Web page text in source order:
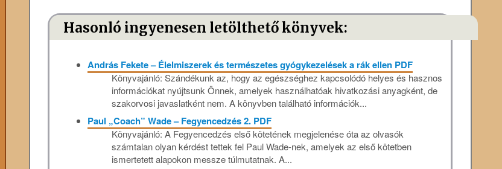
Hasonló ingyenesen letölthető könyvek:
András Fekete – Élelmiszerek és természetes gyógykezelések a rák ellen PDF
Könyvajánló: Szándékunk az, hogy az egészséghez kapcsolódó helyes és hasznos
információkat nyújtsunk Önnek, amelyek használhatóak hivatkozási anyagként, de
szakorvosi javaslatként nem. A könyvben található információk...
Paul „Coach” Wade – Fegyencedzés 2. PDF
Könyvajánló: A Fegyencedzés első kötetének megjelenése óta az olvasók
számtalan olyan kérdést tettek fel Paul Wade-nek, amelyek az első kötetben
ismertetett alapokon messze túlmutatnak. A...